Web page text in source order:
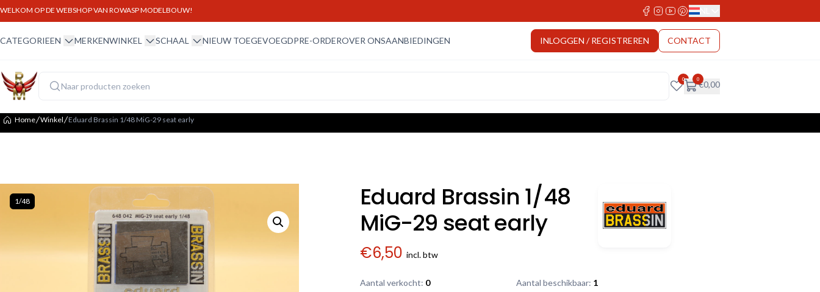
WELKOM OP DE WEBSHOP VAN ROWASP MODELBOUW!
Select Language
CATEGORIEEN winkel menu
MERKENWINKEL winkel menu
SCHAAL schaal menu
NIEUW TOEGEVOEGDPRE-ORDEROVER ONSAANBIEDINGEN INLOGGEN / REGISTREREN CONTACT
0 0€0,00
Home Winkel Eduard Brassin 1/48 MiG-29 seat early
1/48
Eduard Brassin 1/48
MiG-29 seat early
€6,50 incl. btw
Aantal verkocht: 0 Aantal beschikbaar: 1